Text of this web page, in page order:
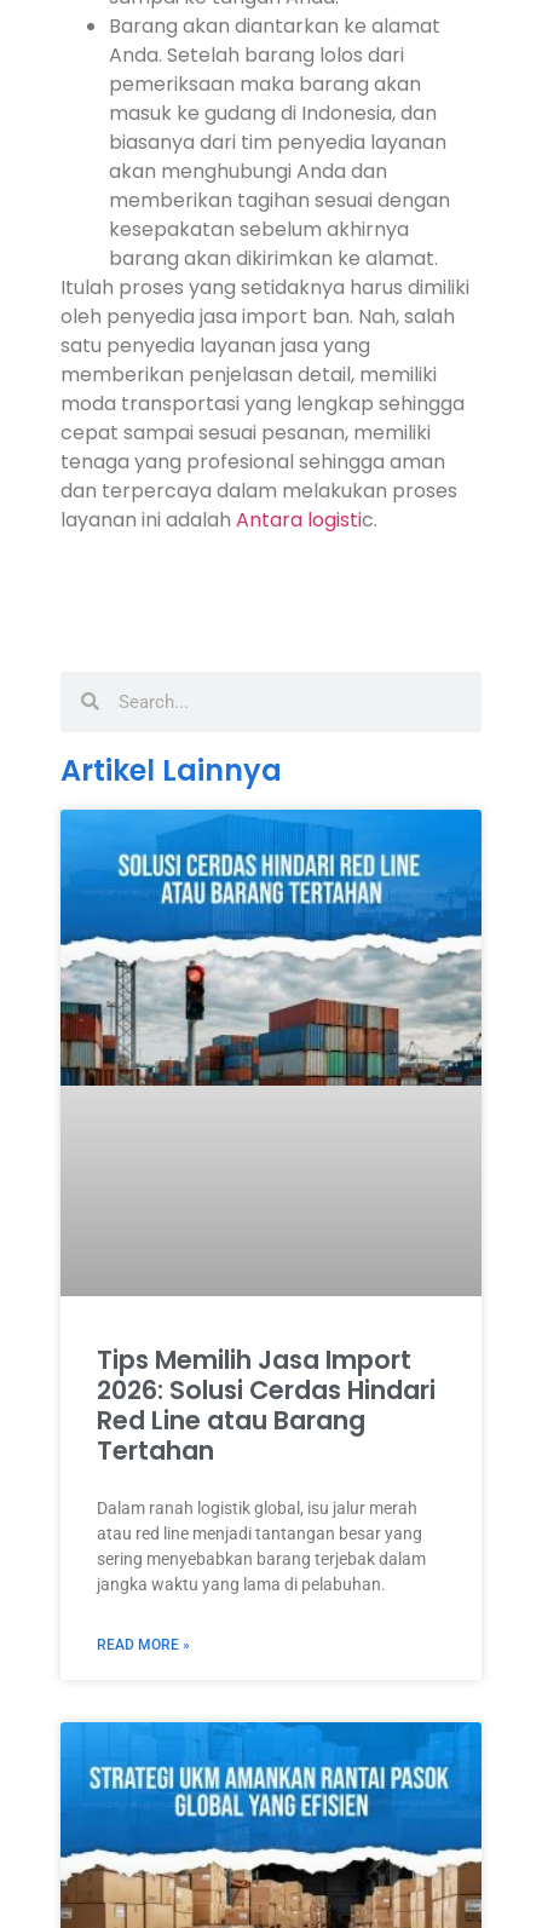
Barang akan diantarkan ke alamat
Anda. Setelah barang lolos dari
pemeriksaan maka barang akan
masuk ke gudang di Indonesia, dan
biasanya dari tim penyedia layanan
akan menghubungi Anda dan
memberikan tagihan sesuai dengan
kesepakatan sebelum akhirnya
barang akan dikirimkan ke alamat.
Itulah proses yang setidaknya harus dimiliki
oleh penyedia jasa import ban. Nah, salah
satu penyedia layanan jasa yang
memberikan penjelasan detail, memiliki
moda transportasi yang lengkap sehingga
cepat sampai sesuai pesanan, memiliki
tenaga yang profesional sehingga aman
dan terpercaya dalam melakukan proses
layanan ini adalah Antara logistic.
Artikel Lainnya
Tips Memilih Jasa Import
2026: Solusi Cerdas Hindari
Red Line atau Barang
Tertahan
Dalam ranah logistik global, isu jalur merah
atau red line menjadi tantangan besar yang
sering menyebabkan barang terjebak dalam
jangka waktu yang lama di pelabuhan.
READ MORE »